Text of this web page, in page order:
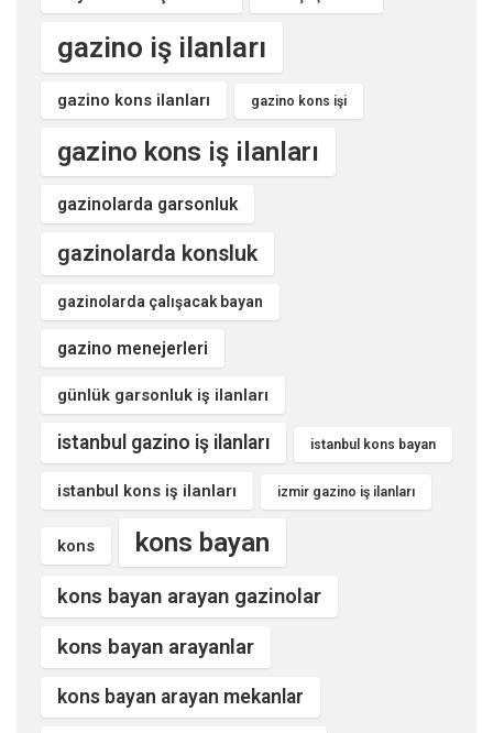
gazino iş ilanları
gazino kons ilanları gazino kons işi
gazino kons iş ilanları
gazinolarda garsonluk
gazinolarda konsluk
gazinolarda çalışacak bayan
gazino menejerleri
günlük garsonluk iş ilanları
istanbul gazino iş ilanları istanbul kons bayan
istanbul kons iş ilanları izmir gazino iş ilanları
kons kons bayan
kons bayan arayan gazinolar
kons bayan arayanlar
kons bayan arayan mekanlar